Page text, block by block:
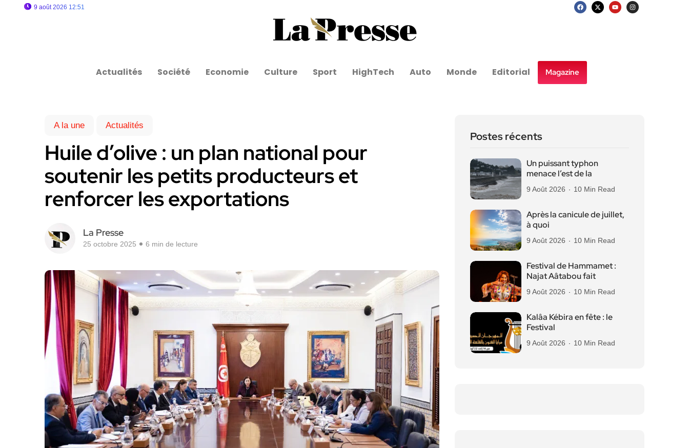
9 août 2026 12:51
Actualités Société Economie Culture Sport HighTech Auto Monde Editorial Magazine
A la une Actualités
Huile d’olive : un plan national pour
soutenir les petits producteurs et
renforcer les exportations
La Presse
25 octobre 2025 6 min de lecture
Postes récents
Un puissant typhon
menace l’est de la
9 Août 2026 10 Min Read
Après la canicule de juillet,
à quoi
9 Août 2026 10 Min Read
Festival de Hammamet :
Najat Aâtabou fait
9 Août 2026 10 Min Read
Kalâa Kébira en fête : le
Festival
9 Août 2026 10 Min Read